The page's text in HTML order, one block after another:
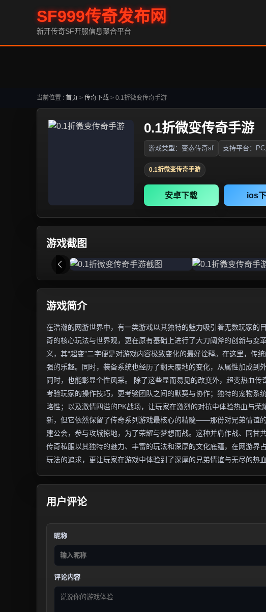
SF999传奇发布网
新开传奇SF开服信息聚合平台
当前位置 : 首页 > 传奇下载 > 0.1折微变传奇手游
0.1折微变传奇手游
游戏类型：变态传奇sf 支持平台：
0.1折微变传奇手游
安卓下载 ios
游戏截图
游戏简介
在浩瀚的网游世界中，有一类游戏以其独特的魅力吸引着无数玩家的
奇的核心玩法与世界观，更在原有基础上进行了大刀阔斧的创新与变
义，其“超变”二字便是对游戏内容极致变化的最好诠释。在这里，传
强的乐趣。同时，装备系统也经历了翻天覆地的变化，从属性加成
同时，也能彰显个性风采。 除了这些显而易见的改变外，超变热血
考验玩家的操作技巧，更考验团队之间的默契与协作；独特的宠物
略性；以及激情四溢的PK战场，让玩家在激烈的对抗中体验热血与
新，但它依然保留了传奇系列游戏最核心的精髓——那份对兄弟情谊
建公会，参与攻城掠地，为了荣耀与梦想而战。这种并肩作战、同
传奇私服以其独特的魅力、丰富的玩法和深厚的文化底蕴，在网游
玩法的追求，更让玩家在游戏中体验到了深厚的兄弟情谊与无尽的热血
用户评论
昵称
评论内容